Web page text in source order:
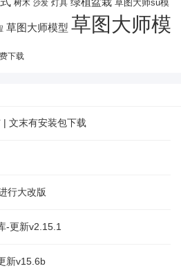
树木 沙发 灯具 草图大师su模
草图大师模型 草图大师模
下载
文末有安装包下载
行大改版
-更新v2.15.1
新v15.6b